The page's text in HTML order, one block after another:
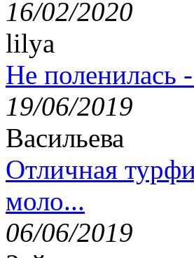
16/02/2020
lilya
Не поленилась
19/06/2019
Васильева
Отличная
моло...
06/06/2019